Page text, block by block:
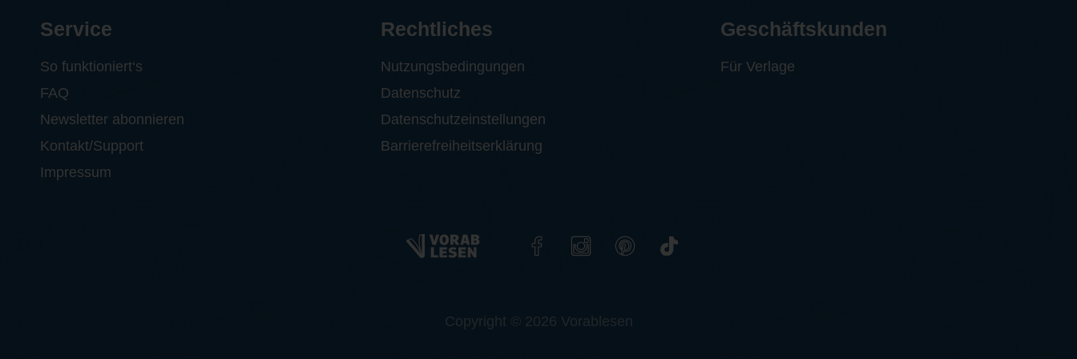
Service
So funktioniert‘s
FAQ
Newsletter abonnieren
Kontakt/Support
Impressum
Rechtliches
Nutzungsbedingungen
Datenschutz
Datenschutzeinstellungen
Barrierefreiheitserklärung
Geschäftskunden
Für Verlage
Copyright © 2026 Vorablesen